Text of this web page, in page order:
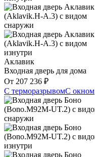
Аклавик
Входная дверь для дома
От 207 236 ₽
С терморазрывомС окном